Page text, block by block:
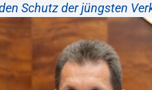
Schutz der jüngsten